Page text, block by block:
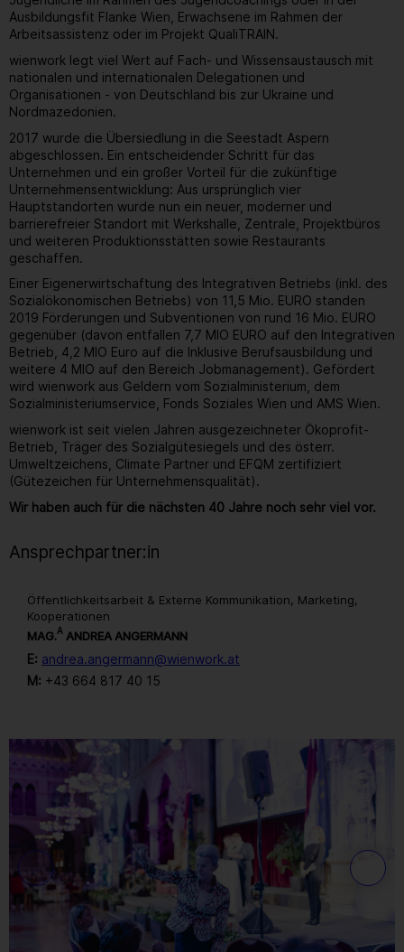
Ausbildungsfit Flanke Wien, Erwachsene im Rahmen der
Arbeitsassistenz oder im Projekt QualiTRAIN.
wienwork legt viel Wert auf Fach- und Wissensaustausch mit
nationalen und internationalen Delegationen und
Organisationen - von Deutschland bis zur Ukraine und
Nordmazedonien.
2017 wurde die Übersiedlung in die Seestadt Aspern
abgeschlossen. Ein entscheidender Schritt für das
Unternehmen und ein großer Vorteil für die zukünftige
Unternehmensentwicklung: Aus ursprünglich vier
Hauptstandorten wurde nun ein neuer, moderner und
barrierefreier Standort mit Werkshalle, Zentrale, Projektbüros
und weiteren Produktionsstätten sowie Restaurants
geschaffen.
Einer Eigenerwirtschaftung des Integrativen Betriebs (inkl. des
Sozialökonomischen Betriebs) von 11,5 Mio. EURO standen
2019 Förderungen und Subventionen von rund 16 Mio. EURO
gegenüber (davon entfallen 7,7 MIO EURO auf den Integrativen
Betrieb, 4,2 MIO Euro auf die Inklusive Berufsausbildung und
weitere 4 MIO auf den Bereich Jobmanagement). Gefördert
wird wienwork aus Geldern vom Sozialministerium, dem
Sozialministeriumservice, Fonds Soziales Wien und AMS Wien.
wienwork ist seit vielen Jahren ausgezeichneter Ökoprofit-
Betrieb, Träger des Sozialgütesiegels und des österr.
Umweltzeichens, Climate Partner und EFQM zertifiziert
(Gütezeichen für Unternehmensqualität).
Wir haben auch für die nächsten 40 Jahre noch sehr viel vor.
Ansprechpartner:in
Öffentlichkeitsarbeit & Externe Kommunikation, Marketing,
Kooperationen
MAG.A ANDREA ANGERMANN
E: andrea.angermann@wienwork.at
M: +43 664 817 40 15